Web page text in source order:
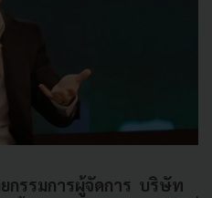
กรรมการผู้จัดการ บริษัท